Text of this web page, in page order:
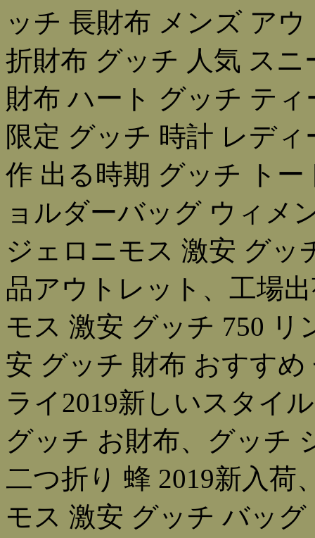
ッチ 長財布 メンズ ア
折財布 グッチ 人気 ス
財布 ハート グッチ テ
限定 グッチ 時計 レデ
作 出る時期 グッチ ト
ョルダーバッグ ウィメ
ジェロニモス 激安 グッ
品アウトレット、工場
モス 激安 グッチ 750
安 グッチ 財布 おすす
ライ2019新しいスタイ
グッチ お財布、グッチ
二つ折り 蜂 2019新入荷
モス 激安 グッチ バッ